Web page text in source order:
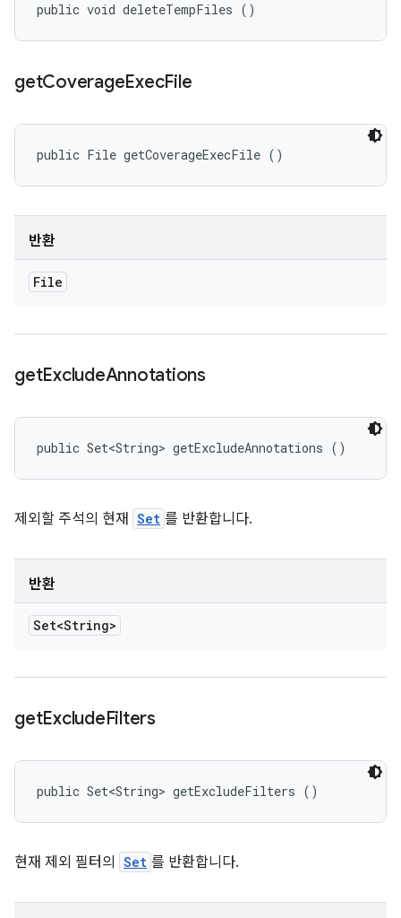
public void deleteTempFiles ()
getCoverageExecFile
public File getCoverageExecFile ()
반환
File
getExcludeAnnotations
public Set<String> getExcludeAnnotations ()
제외할 주석의 현재 Set 를 반환합니다.
반환
Set<String>
getExcludeFilters
public Set<String> getExcludeFilters ()
현재 제외 필터의 Set 를 반환합니다.